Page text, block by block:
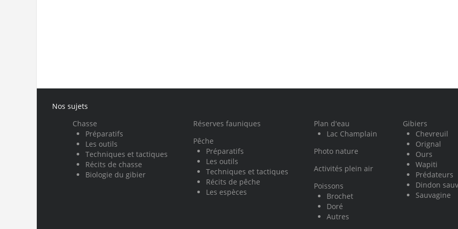
Nos sujets
Chasse
Préparatifs
Les outils
Techniques et tactiques
Récits de chasse
Biologie du gibier
Réserves fauniques
Pêche
Préparatifs
Les outils
Techniques et tactiques
Récits de pêche
Les espèces
Plan d'eau
Lac Champlain
Photo nature
Activités plein air
Poissons
Brochet
Doré
Autres
Gibiers
Chevreuil
Orignal
Ours
Wapiti
Prédateurs
Dindon
Sauvagine